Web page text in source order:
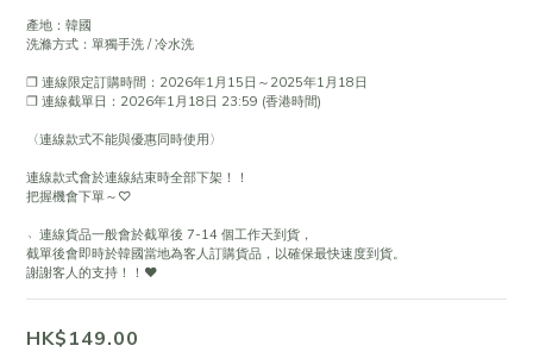
產地：韓國
洗滌方式：單獨手洗 / 冷水洗
❐ 連線限定訂購時間：2026年1月15日～2025年1月18日
❐ 連線截單日：2026年1月18日 23:59 (香港時間)
〈連線款式不能與優惠同時使用〉
連線款式會於連線結束時全部下架！！
把握機會下單～♡
﹆連線貨品一般會於截單後 7-14 個工作天到貨，
截單後會即時於韓國當地為客人訂購貨品，以確保最快速度到貨。
謝謝客人的支持！！❤
HK$149.00